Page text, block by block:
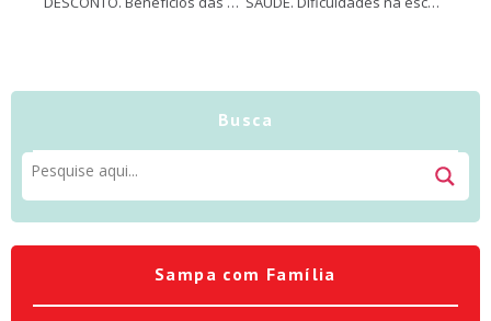
Busca
Sampa com Família